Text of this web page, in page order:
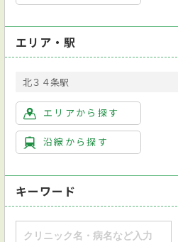
エリア・駅
北３４条駅
エリアから探す
沿線から探す
キーワード